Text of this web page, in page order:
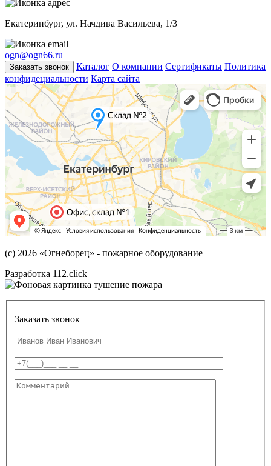
Екатеринбург, ул. Начдива Васильева, 1/3
ogn@ogn66.ru
Заказать звонок Каталог О компании Сертификаты Политика
конфидециальности Карта сайта
(с) 2026 «Огнеборец» - пожарное оборудование
Разработка 112.click
Заказать звонок